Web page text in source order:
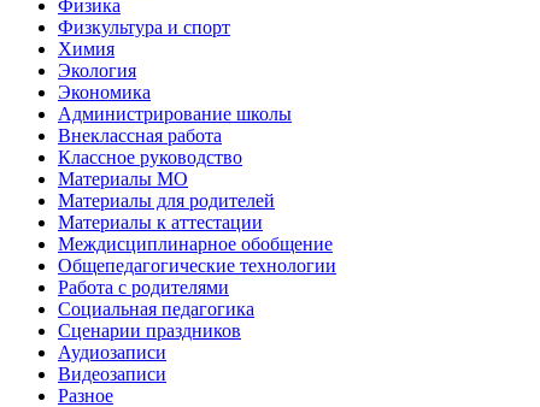
Физика
Физкультура и спорт
Химия
Экология
Экономика
Администрирование школы
Внеклассная работа
Классное руководство
Материалы МО
Материалы для родителей
Материалы к аттестации
Междисциплинарное обобщение
Общепедагогические технологии
Работа с родителями
Социальная педагогика
Сценарии праздников
Аудиозаписи
Видеозаписи
Разное